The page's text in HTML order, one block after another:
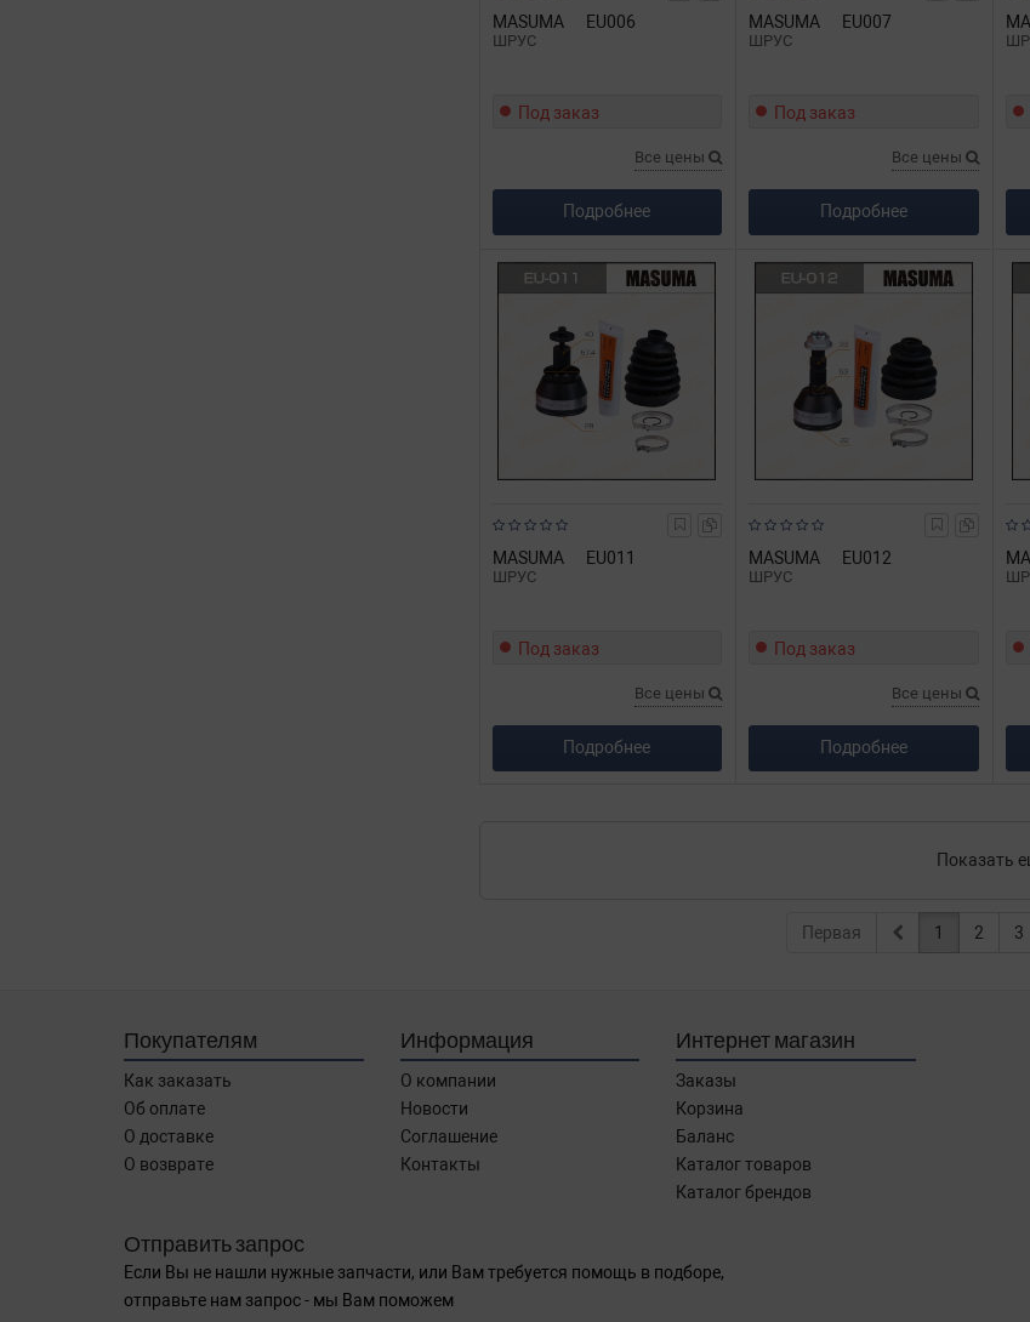
MASUMA EU006
ШРУС
Под заказ
Все цены
Подробнее
MASUMA EU007
ШРУС
Под заказ
Все цены
Подробнее
MASUMA EU011
ШРУС
Под заказ
Все цены
Подробнее
MASUMA EU012
ШРУС
Под заказ
Все цены
Подробнее
Показать
Первая 1 2 3
Покупателям
Как заказать
Об оплате
О доставке
О возврате
Информация
О компании
Новости
Соглашение
Контакты
Интернет магазин
Заказы
Корзина
Баланс
Каталог товаров
Каталог брендов
Отправить запрос
Если Вы не нашли нужные запчасти, или Вам требуется помощь в подборе,
отправьте нам запрос - мы Вам поможем